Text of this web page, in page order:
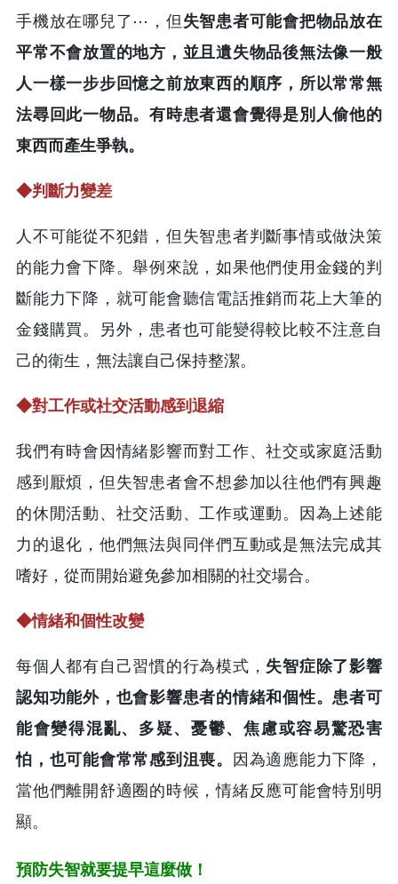
手機放在哪兒了⋯，但 失智患者可能會把物品放在
平常不會放置的地方，並且遺失物品後無法像一般
人一樣一步步回憶之前放東西的順序，所以常常無
法尋回此一物品。有時患者還會覺得是別人偷他的
東西而產生爭執。
◆判斷力變差
人不可能從不犯錯，但失智患者判斷事情或做決策
的能力會下降。舉例來說，如果他們使用金錢的判
斷能力下降，就可能會聽信電話推銷而花上大筆的
金錢購買。另外，患者也可能變得較比較不注意自
己的衛生，無法讓自己保持整潔。
◆對工作或社交活動感到退縮
我們有時會因情緒影響而對工作、社交或家庭活動
感到厭煩，但失智患者會不想參加以往他們有興趣
的休閒活動、社交活動、工作或運動。因為上述能
力的退化，他們無法與同伴們互動或是無法完成其
嗜好，從而開始避免參加相關的社交場合。
◆情緒和個性改變
每個人都有自己習慣的行為模式， 失智症除了影響
認知功能外，也會影響患者的情緒和個性。患者可
能會變得混亂、多疑、憂鬱、焦慮或容易驚恐害
怕，也可能會常常感到沮喪。
因為適應能力下降，
當他們離開舒適圈的時候，情緒反應可能會特別明
顯。
預防失智就要提早這麼做！